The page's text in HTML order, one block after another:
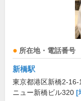
所在地・電話番号
新橋駅
東京都港区新橋2-16-1
ニュー新橋ビル320 [